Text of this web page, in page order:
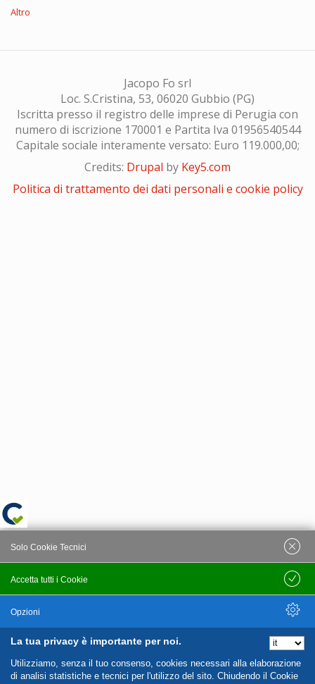
Altro
Jacopo Fo srl
Loc. S.Cristina, 53, 06020 Gubbio (PG)
Iscritta presso il registro delle imprese di Perugia con
numero di iscrizione 170001 e Partita Iva 01956540544
Capitale sociale interamente versato: Euro 119.000,00;
Credits: Drupal by Key5.com
Politica di trattamento dei dati personali e cookie policy
La tua privacy è importante per noi.
Utilizziamo, senza il tuo consenso, cookies necessari alla elaborazione
di analisi statistiche e tecnici per l'utilizzo del sito. Chiudendo il Cookie
Accetta tutti i Cookie
Solo Cookie Tecnici
Salva
Opzioni
Nascondi Opzioni